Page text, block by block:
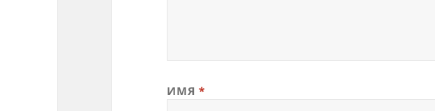
ИМЯ *